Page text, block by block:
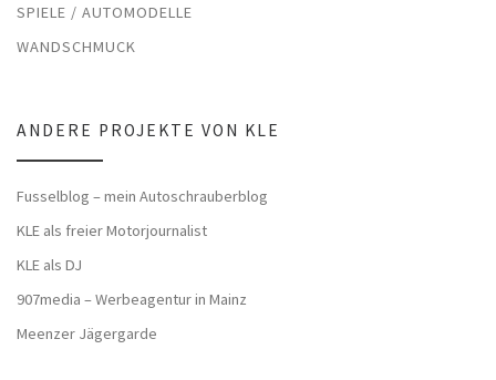
SPIELE / AUTOMODELLE
WANDSCHMUCK
ANDERE PROJEKTE VON KLE
Fusselblog – mein Autoschrauberblog
KLE als freier Motorjournalist
KLE als DJ
907media – Werbeagentur in Mainz
Meenzer Jägergarde